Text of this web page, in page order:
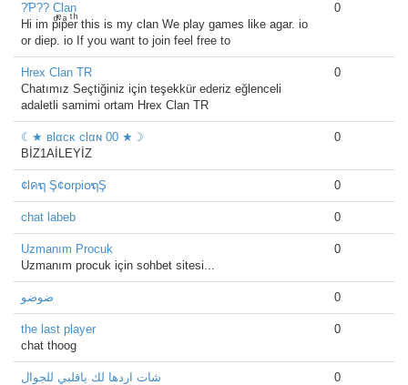
?Ƥ?? Clan
Hi im pͩiͤpͣeͭrͪ this is my clan We play games like agar. io
or diep. io If you want to join feel free to
0
Hrex Clan TR
Chatımız Seçtiğiniz için teşekkür ederiz eğlenceli
adaletli samimi ortam Hrex Clan TR
0
☾★ вlαcĸ clαɴ 00 ★☽
BİZ1AİLEYİZ
0
¢lคຖ Ş¢໐rpi໐ຖŞ 0
chat labeb 0
Uzmanım Procuk
Uzmanım procuk için sohbet sitesi...
0
ضوضو 0
the last player
chat thoog
0
شات اردها لك ياقلبي للجوال
0